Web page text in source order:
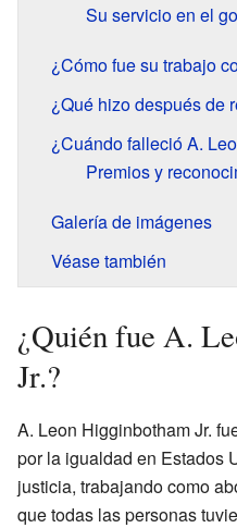
Su servicio en el
¿Cómo fue su trabajo
¿Qué hizo después de
¿Cuándo falleció A.
Premios y
Galería de imágenes
Véase también
¿Quién fue A.
Jr.?
A. Leon Higginbotham Jr.
por la igualdad en Estados
justicia, trabajando como
que todas las personas